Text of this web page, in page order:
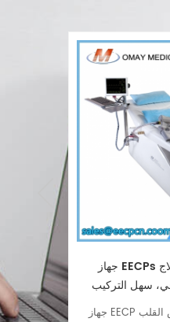
والعيادات والمراكز الطبية.
جهاز EECPs متكامل التصميم لعلاج
سهل التركيب
جهاز EECP هو علاج طبيعي لأمراض القلب